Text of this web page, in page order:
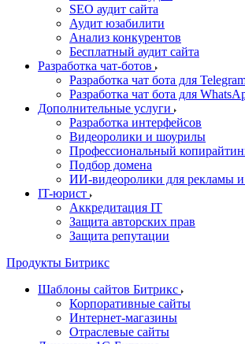
SEO аудит сайта
Аудит юзабилити
Анализ конкурентов
Бесплатный аудит сайта
Разработка чат-ботов
Разработка чат бота для
Разработка чат бота для
Дополнительные услуги
Разработка интерфейсов
Видеоролики и шоурилы
Профессиональный
Подбор домена
ИИ-видеоролики для рекламы и
IT-юрист
Аккредитация IT
Защита авторских прав
Защита репутации
Продукты Битрикс
Шаблоны сайтов Битрикс
Корпоративные сайты
Интернет-магазины
Отраслевые сайты